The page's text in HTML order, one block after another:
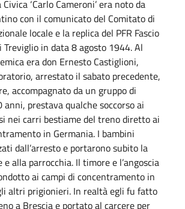
‘Carlo Cameroni’ era noto da
con il comunicato del Comitato di
locale e la replica del PFR Fascio
Treviglio in data 8 agosto 1944. Al
era don Ernesto Castiglioni,
arrestato il sabato precedente,
accompagnato da un gruppo di
prestava qualche soccorso ai
nei carri bestiame del treno diretto ai
in Germania. I bambini
dall’arresto e portarono subito la
e alla parrocchia. Il timore e l’angoscia
ai campi di concentramento in
altri prigionieri. In realtà egli fu fatto
a Brescia e portato al carcere per